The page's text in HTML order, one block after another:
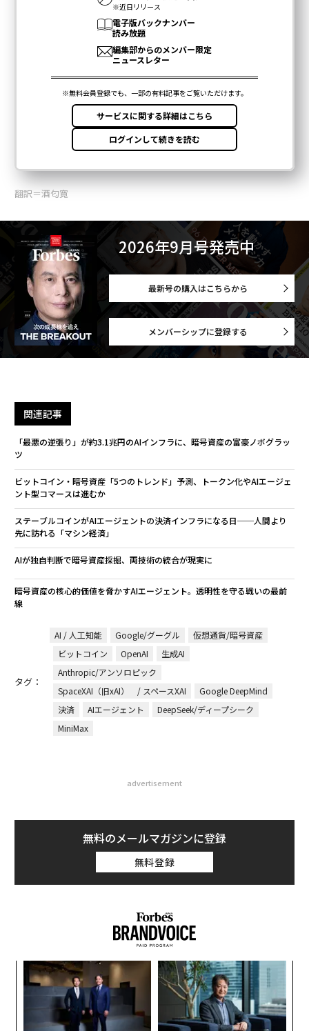
翻訳＝酒匂寛
2026年9月号発売中
最新号の購入はこちらから
メンバーシップに登録する
関連記事
「最悪の逆張り」が約3.1兆円のAIインフラに、暗号資産の富豪ノボグラッ
ツ
ビットコイン・暗号資産「5つのトレンド」予測、トークン化やAIエージェ
ント型コマースは進むか
ステーブルコインがAIエージェントの決済インフラになる日──人間より
先に訪れる「マシン経済」
AIが独自判断で暗号資産採掘、両技術の統合が現実に
暗号資産の核心的価値を脅かすAIエージェント。透明性を守る戦いの最前
線
タグ：
AI / 人工知能 Google/グーグル
仮想通貨/暗号資産
ビットコイン
OpenAI
生成AI
Anthropic/アンソロピック
SpaceXAI（旧xAI） / スペースXAI
Google DeepMind
決済
AIエージェント
DeepSeek/ディープシーク
MiniMax
advertisement
無料のメールマガジンに登録
無料登録